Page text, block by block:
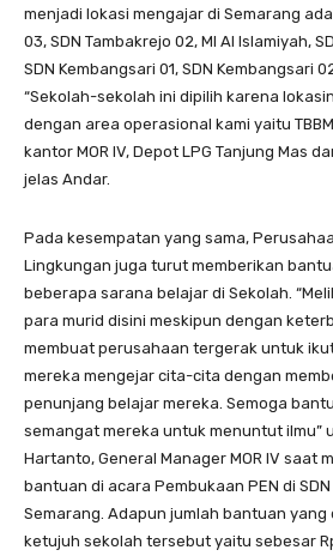
menjadi lokasi mengajar di Semarang
03, SDN Tambakrejo 02, MI Al Islamiyah,
SDN Kembangsari 01, SDN Kembangsari
“Sekolah-sekolah ini dipilih karena
dengan area operasional kami yaitu
kantor MOR IV, Depot LPG Tanjung Mas
jelas Andar.
Pada kesempatan yang sama,
Lingkungan juga turut memberikan
beberapa sarana belajar di Sekolah.
para murid disini meskipun dengan
membuat perusahaan tergerak untuk
mereka mengejar cita-cita dengan
penunjang belajar mereka. Semoga
semangat mereka untuk menuntut ilmu”
Hartanto, General Manager MOR IV saat
bantuan di acara Pembukaan PEN di
Semarang. Adapun jumlah bantuan yang
ketujuh sekolah tersebut yaitu sebesar